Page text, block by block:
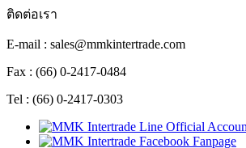
ติดต่อเรา
E-mail : sales@mmkintertrade.com
Fax : (66) 0-2417-0484
Tel : (66) 0-2417-0303